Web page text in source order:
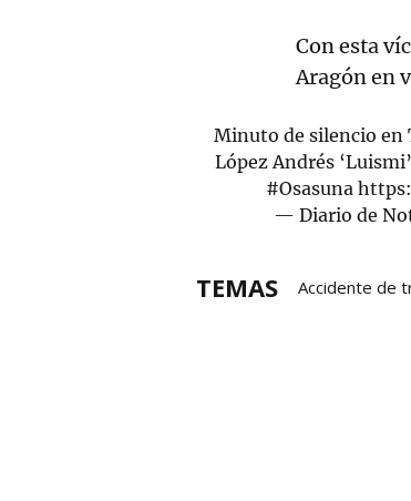
Con esta
Aragón en
Minuto de silencio en
López Andrés
#Osasuna
— Diario de
TEMAS Accidente de